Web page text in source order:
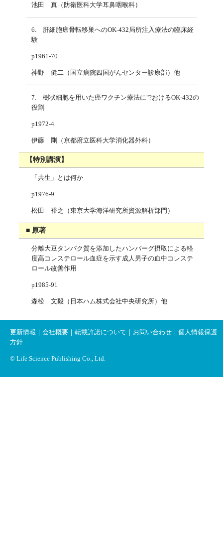
池田 真（防衛医科大学耳鼻咽喉科）
6. 肝細胞癌骨転移巣へのOK-432局所注入療法の臨床経
験
p1961-70
神野 健二（国立病院四国がんセンター診療部）他
7. 樹状細胞を用いた癌ワクチン療法に"?おけるOK-432の
役割
p1972-4
伊藤 剛（京都府立医科大学消化器外科）
【特別講演】
「共生」とは何か
p1976-9
松田 裕之（東京大学海洋研究所資源解析部門）
■ 原著
分離大豆タンパク質を添加したハンバーグ摂取による軽
度高コレステロール血症を示す成人男子の血中コレステ
ロール改善作用
p1985-91
森松 文毅（日本ハム株式会社中央研究所）他
更新情報 ｜会社概要 ｜転載許諾について お問い合わせ ｜個人情報保護
方針
© Life Science Publishing Co., Ltd.